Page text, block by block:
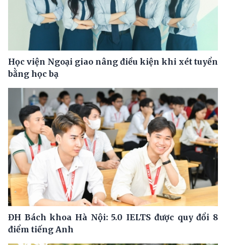
Học viện Ngoại giao nâng điều kiện khi xét tuyển
bằng học bạ
ĐH Bách khoa Hà Nội: 5.0 IELTS được quy đổi 8
điểm tiếng Anh